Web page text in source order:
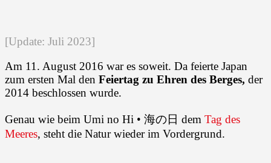
[Update: Juli 2023]
Am 11. August 2016 war es soweit. Da feierte Japan
zum ersten Mal den Feiertag zu Ehren des Berges, der
2014 beschlossen wurde.
Genau wie beim Umi no Hi • 海の日 dem Tag des
Meeres, steht die Natur wieder im Vordergrund.